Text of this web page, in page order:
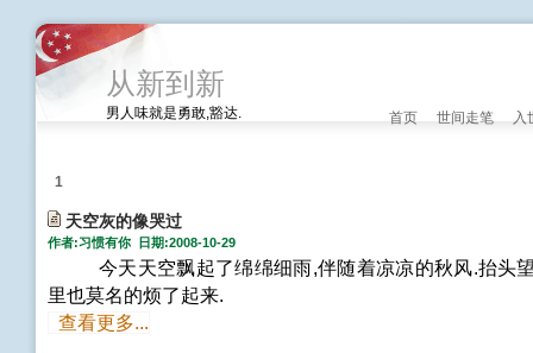
从新到新
男人味就是勇敢,豁达. 首页 世间走笔 入
1
天空灰的像哭过
作者:习惯有你 日期:2008-10-29
今天天空飘起了绵绵细雨,伴随着凉凉的秋风.抬头望
里也莫名的烦了起来.
查看更多...